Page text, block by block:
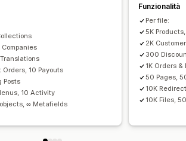
Importazione programmata
grandi dimensioni
blocco Collezioni
Scorte
Prodotti Cambio di piattaforma
Companies
Orders, 10 Payouts
Posts
10 Activity
∞ Metafields
Funzionalità
Per file:
5K
2K
300
1K Orders
50 Pages,
10K
10K Files,